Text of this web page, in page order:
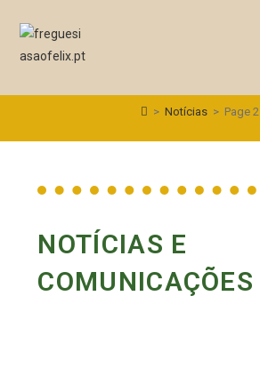
> Notícias > Page 2
NOTÍCIAS E
COMUNICAÇÕES